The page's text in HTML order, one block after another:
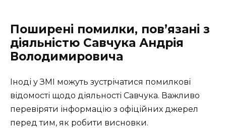
Поширені помилки, пов’язані з
діяльністю Савчука Андрія
Володимировича
Іноді у ЗМІ можуть зустрічатися помилкові
відомості щодо діяльності Савчука. Важливо
перевіряти інформацію з офіційних джерел
перед тим, як робити висновки.